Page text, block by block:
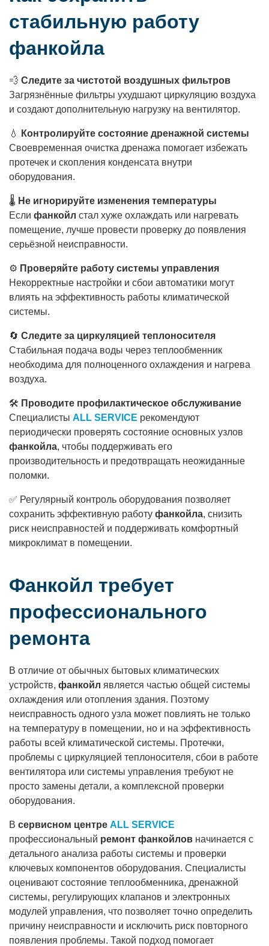
стабильную работу
фанкойла
💨 Следите за чистотой воздушных фильтров
Загрязнённые фильтры ухудшают циркуляцию воздуха
и создают дополнительную нагрузку на вентилятор.
💧
Контролируйте состояние дренажной системы
Своевременная очистка дренажа помогает избежать
протечек и скопления конденсата внутри
оборудования.
🌡 Не игнорируйте изменения температуры
Если фанкойл стал хуже охлаждать или нагревать
помещение, лучше провести проверку до появления
серьёзной неисправности.
⚙️ Проверяйте работу системы управления
Некорректные настройки и сбои автоматики могут
влиять на эффективность работы климатической
системы.
🔄 Следите за циркуляцией теплоносителя
Стабильная подача воды через теплообменник
необходима для полноценного охлаждения и нагрева
воздуха.
🛠 Проводите профилактическое обслуживание
Специалисты ALL SERVICE рекомендуют
периодически проверять состояние основных узлов
фанкойла, чтобы поддерживать его
производительность и предотвращать неожиданные
поломки.
✅ Регулярный контроль оборудования позволяет
сохранить эффективную работу фанкойла, снизить
риск неисправностей и поддерживать комфортный
микроклимат в помещении.
Фанкойл требует
профессионального
ремонта
В отличие от обычных бытовых климатических
устройств, фанкойл является частью общей системы
охлаждения или отопления здания. Поэтому
неисправность одного узла может повлиять не только
на температуру в помещении, но и на эффективность
работы всей климатической системы. Протечки,
проблемы с циркуляцией теплоносителя, сбои в работе
вентилятора или системы управления требуют не
просто замены детали, а комплексной проверки
оборудования.
В сервисном центре ALL SERVICE
профессиональный ремонт фанкойлов начинается с
детального анализа работы системы и проверки
ключевых компонентов оборудования. Специалисты
оценивают состояние теплообменника, дренажной
системы, регулирующих клапанов и электронных
модулей управления, что позволяет точно определить
причину неисправности и исключить риск повторного
появления проблемы. Такой подход помогает